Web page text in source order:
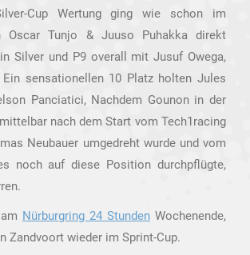
Cup Wertung ging wie schon im
Oscar Tunjo & Juuso Puhakka direkt
Silver und P9 overall mit Jusuf Owega,
Ein sensationellen 10 Platz holten Jules
Panciatici, Nachdem Gounon in der
nach dem Start vom Tech1racing
Neubauer umgedreht wurde und vom
noch auf diese Position durchpflügte,
Nürburgring 24 Stunden Wochenende,
Zandvoort wieder im Sprint-Cup.